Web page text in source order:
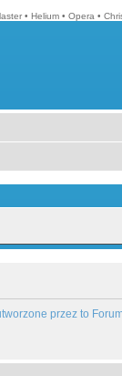
• Helium • Opera •
przez to